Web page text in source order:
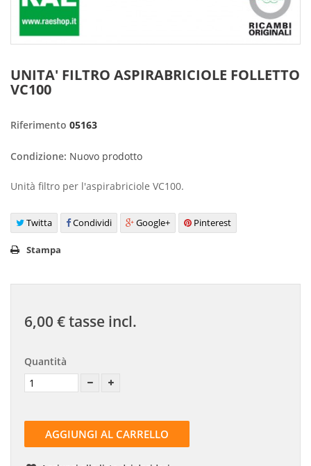
UNITA' FILTRO ASPIRABRICIOLE FOLLETTO
VC100
Riferimento 05163
Condizione: Nuovo prodotto
Unità filtro per l'aspirabriciole VC100.
Twitta Condividi Google+ Pinterest
Stampa
6,00 €tasse incl.
Quantità
AGGIUNGI AL CARRELLO